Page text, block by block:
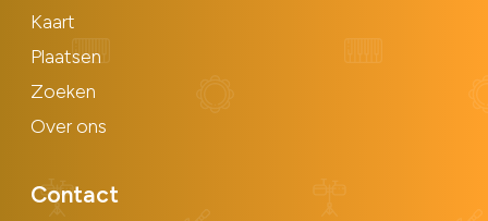
Kaart
Plaatsen
Zoeken
Over ons
Contact